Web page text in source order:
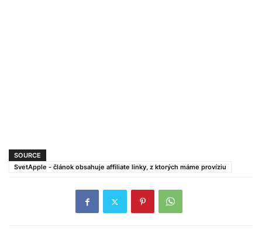
SOURCE
SvetApple - článok obsahuje affiliate linky, z ktorých máme províziu